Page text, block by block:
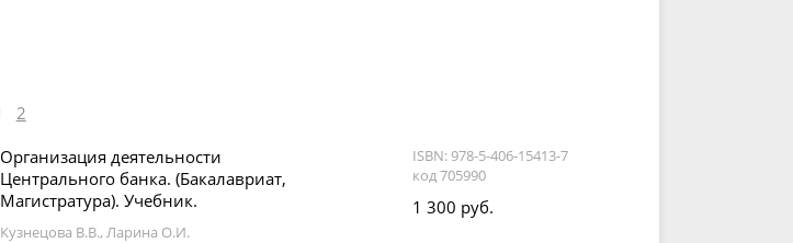
2
Организация деятельности
Центрального банка. (Бакалавриат,
Магистратура). Учебник.
Кузнецова В.В., Ларина О.И.
ISBN: 978-5-406-15413-7
код 705990
1 300 руб.